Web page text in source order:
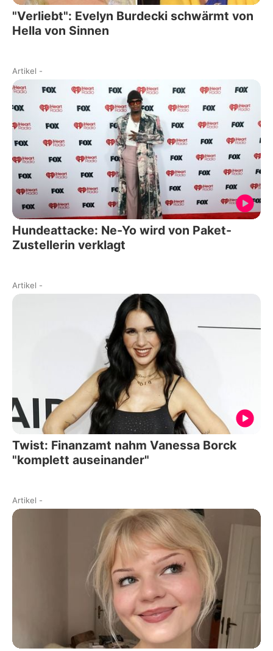
"Verliebt": Evelyn Burdecki schwärmt von
Hella von Sinnen
Artikel -
Hundeattacke: Ne-Yo wird von Paket-
Zustellerin verklagt
Artikel -
Twist: Finanzamt nahm Vanessa Borck
"komplett auseinander"
Artikel -